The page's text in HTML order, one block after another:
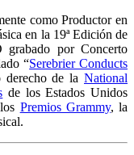
como Productor en
en la 19ª Edición de
por Concerto
“Serebrier Conducts
derecho de la National
de los Estados Unidos
Premios Grammy, la